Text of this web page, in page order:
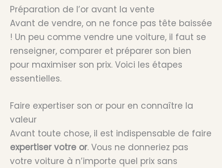
Préparation de l’or avant la vente
Avant de vendre, on ne fonce pas tête baissée
! Un peu comme vendre une voiture, il faut se
renseigner, comparer et préparer son bien
pour maximiser son prix. Voici les étapes
essentielles.
Faire expertiser son or pour en connaître la
valeur
Avant toute chose, il est indispensable de faire
expertiser votre or. Vous ne donneriez pas
votre voiture à n’importe quel prix sans